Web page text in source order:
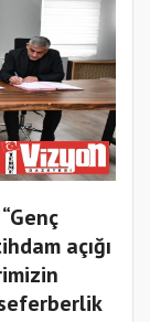
açığı